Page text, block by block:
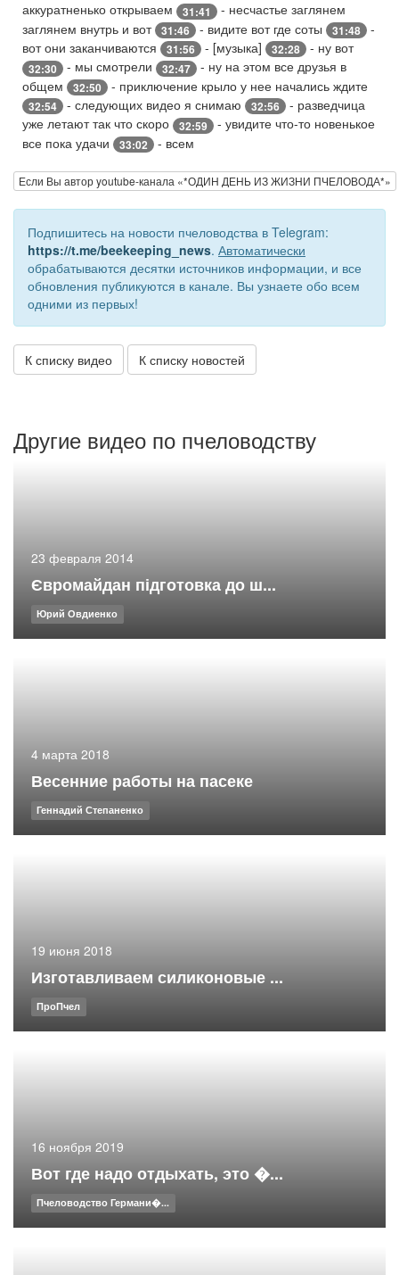
аккуратненько открываем 31:41
- несчастье заглянем
заглянем внутрь и вот 31:46 - видите вот где соты 31:48
-
вот они заканчиваются
31:56 - [музыка] 32:28 - ну вот
32:30 - мы смотрели 32:47
- ну на этом все друзья в
общем
32:50 - приключение крыло у нее начались ждите
32:54 - следующих видео я снимаю 32:56
- разведчица
уже летают так что скоро
32:59
- увидите что-то новенькое
все пока удачи
33:02 - всем
Если Вы автор youtube-канала «*ОДИН ДЕНЬ ИЗ ЖИЗНИ ПЧЕЛОВОДА*»
Подпишитесь на новости пчеловодства в Telegram:
https://t.me/beekeeping_news. Автоматически
обрабатываются десятки источников информации, и все
обновления публикуются в канале. Вы узнаете обо всем
одними из первых!
К списку видео К списку новостей
Другие видео по пчеловодству
23 февраля 2014
Євромайдан підготовка до ш...
Юрий Овдиенко
4 марта 2018
Весенние работы на пасеке
Геннадий Степаненко
19 июня 2018
Изготавливаем силиконовые ...
ПроПчел
16 ноября 2019
Вот где надо отдыхать, это �...
Пчеловодство Германи�...